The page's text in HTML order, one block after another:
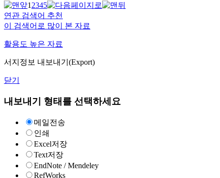
12345
연관 검색어 추천
이 검색어로 많이 본 자료
활용도 높은 자료
서지정보 내보내기(Export)
닫기
내보내기 형태를 선택하세요
메일전송
인쇄
Excel저장
Text저장
EndNote / Mendeley
RefWorks